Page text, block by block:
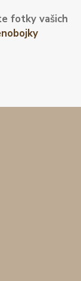
fotky vašich